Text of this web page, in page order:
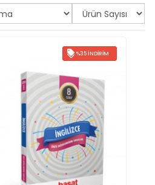
%35 İNDIRIM